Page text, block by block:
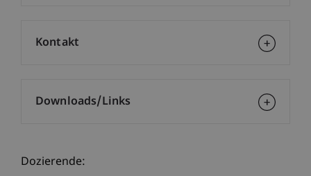
Dozierende:
Kontakt
Downloads/Links